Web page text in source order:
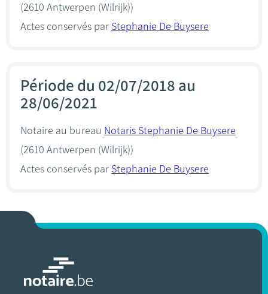
(2610 Antwerpen (Wilrijk))
Actes conservés par Stephanie De Buysere
Période du 02/07/2018 au
28/06/2021
Notaire au bureau Notaris Stephanie De Buysere
(2610 Antwerpen (Wilrijk))
Actes conservés par Stephanie De Buysere